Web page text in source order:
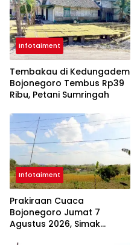
Infotaiment
Tembakau di Kedungadem
Bojonegoro Tembus Rp39
Ribu, Petani Sumringah
Infotaiment
Prakiraan Cuaca
Bojonegoro Jumat 7
Agustus 2026, Simak